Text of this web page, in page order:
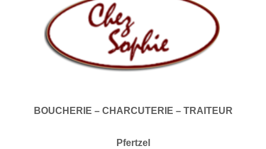
BOUCHERIE – CHARCUTERIE – TRAITEUR
Pfertzel